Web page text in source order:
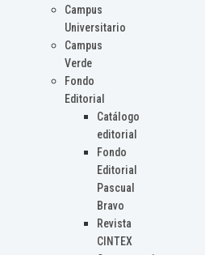
Campus
Universitario
Campus
Verde
Fondo
Editorial
Catálogo
editorial
Fondo
Editorial
Pascual
Bravo
Revista
CINTEX